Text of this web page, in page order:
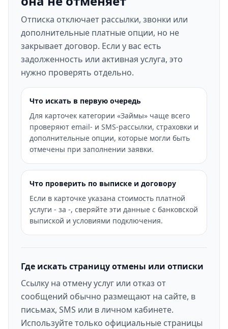
Отписка отключает рассылки, звонки или
дополнительные платные опции, но не
закрывает договор. Если у вас есть
задолженность или активная услуга, это
нужно проверять отдельно.
Что искать в первую очередь
Для карточек категории «Займы» чаще всего
проверяют email- и SMS-рассылки, страховки и
дополнительные опции, которые могли быть
отмечены при заполнении заявки.
Что проверить по выписке и договору
Если в карточке указана стоимость платной
услуги - за -, сверяйте эти данные с банковской
выпиской и условиями подключения.
Где искать страницу отмены или отписки
Ссылку на отмену услуг или отказ от
сообщений обычно размещают на сайте, в
письмах, SMS или в личном кабинете.
Используйте только официальные страницы